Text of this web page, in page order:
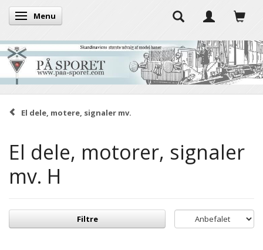
Skifte navigation
Menu
El dele, motere, signaler mv.
El dele, motorer, signaler
mv. H
Filtre